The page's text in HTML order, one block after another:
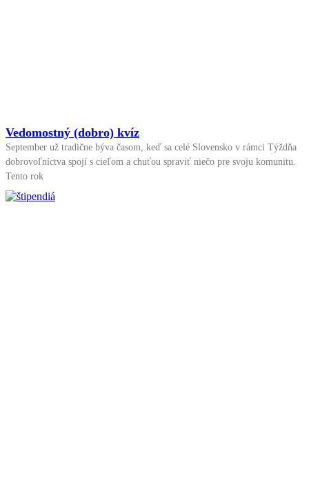
Vedomostný (dobro) kvíz
September už tradične býva časom, keď sa celé Slovensko v rámci Týždňa
dobrovoľníctva spojí s cieľom a chuťou spraviť niečo pre svoju komunitu.
Tento rok